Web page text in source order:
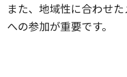
また、地域性に合わせ
への参加が重要です。